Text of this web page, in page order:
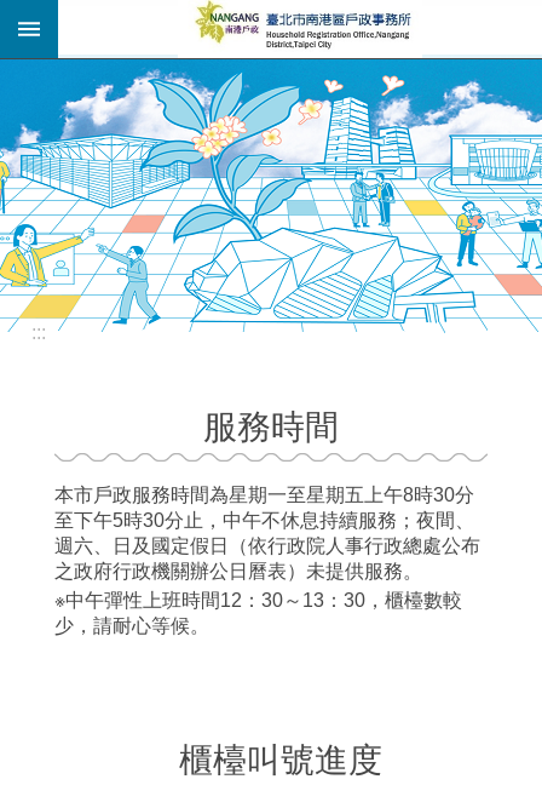
跳到主要內容區塊
:::
服務時間
本市戶政服務時間為星期一至星期五上午8時30分
至下午5時30分止，中午不休息持續服務；夜間、
週六、日及國定假日（依行政院人事行政總處公布
之政府行政機關辦公日曆表）未提供服務。
※中午彈性上班時間12：30～13：30，櫃檯數較
少，請耐心等候。
櫃檯叫號進度